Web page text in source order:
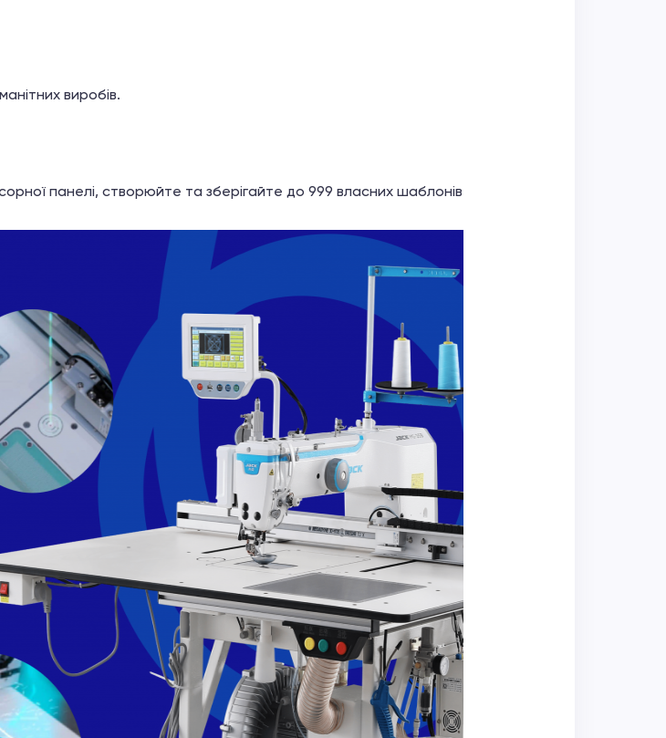
виробів.
панелі, створюйте та зберігайте до 999 власних шаблонів